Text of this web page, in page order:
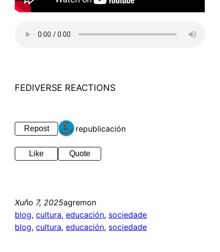
FEDIVERSE REACTIONS
Repost 1 republicación
Like Quote
Xuño 7, 2025agremon
blog, cultura, educación, sociedade
blog, cultura, educación, sociedade